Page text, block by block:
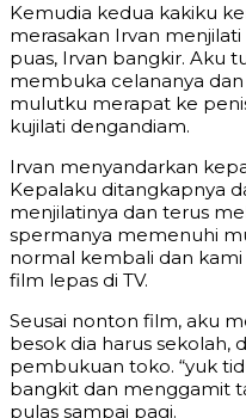
Kemudia kedua kakiku
merasakan Irvan
puas, Irvan bangkir. Aku
membuka celananya
mulutku merapat ke
kujilati dengandiam.
Irvan menyandarkan
Kepalaku ditangkapnya
menjilatinya dan terus
spermanya memenuhi
normal kembali dan
film lepas di TV.
Seusai nonton film, aku
besok dia harus sekolah,
pembukuan toko. “yuk
bangkit dan menggamit
pulas sampai pagi.